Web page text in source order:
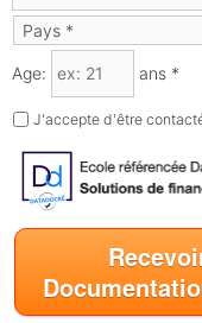
e
*
P
s
t
l
l
*
a
y
*
g
*
Age: ans *
J
e
d
J'accepte d'être